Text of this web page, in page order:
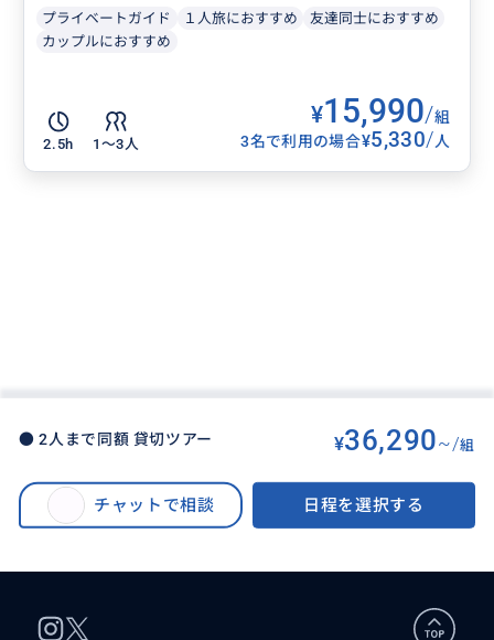
プライベートガイド １人旅におすすめ
友達同士におすすめ
カップルにおすすめ
2.5h 1〜3人
¥15,990/組
3名で利用の場合¥5,330/人
● 2人まで同額 貸切ツアー ¥36,290~/組
チャットで相談 日程を選択する
● フォンテーヌブロー宮殿 フリープラン 同行 パリオペラ座から宮殿までの
往復 宮殿にてお写真を撮ることもできます♡ 日本語ガイド 2人まで同額 貸切